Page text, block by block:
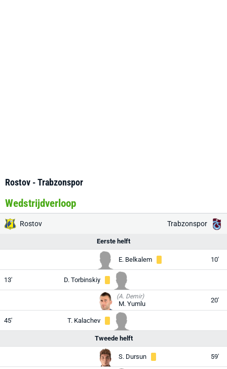
Rostov - Trabzonspor
Wedstrijdverloop
Rostov Trabzonspor
Eerste helft
E. Belkalem 10'
13' D. Torbinskiy
(A. Demir)
M. Yumlu 20'
45' T. Kalachev
Tweede helft
S. Dursun 59'